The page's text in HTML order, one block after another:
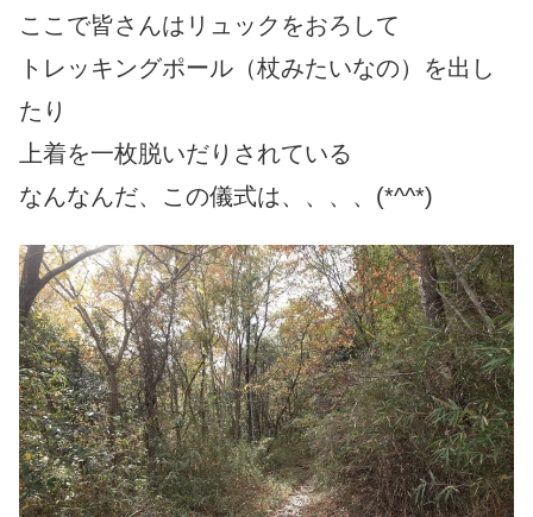
ここで皆さんはリュックをおろして
トレッキングポール（杖みたいなの）を出し
たり
上着を一枚脱いだりされている
なんなんだ、この儀式は、、、、(*^^*)